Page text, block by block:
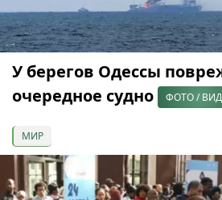
У берегов Одессы
очередное судно
ФОТО /
МИР